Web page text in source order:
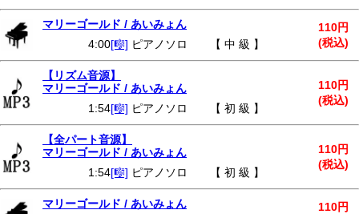
マリーゴールド / あいみょん
110円
(税込)
4:00[🎼] ピアノソロ 【 中 級 】
【リズム音源】
マリーゴールド / あいみょん
110円
(税込)
1:54[🎼] ピアノソロ 【 初 級 】
【全パート音源】
マリーゴールド / あいみょん
110円
(税込)
1:54[🎼] ピアノソロ 【 初 級 】
マリーゴールド / あいみょん
110円